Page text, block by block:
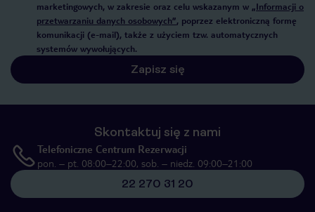
marketingowych, w zakresie oraz celu wskazanym w „Informacji o
przetwarzaniu danych osobowych”, poprzez elektroniczną formę
komunikacji (e-mail), także z użyciem tzw. automatycznych
systemów wywołujących.
Zapisz się
Skontaktuj się z nami
Telefoniczne Centrum Rezerwacji
pon. – pt. 08:00–22:00, sob. – niedz. 09:00–21:00
22 270 31 20